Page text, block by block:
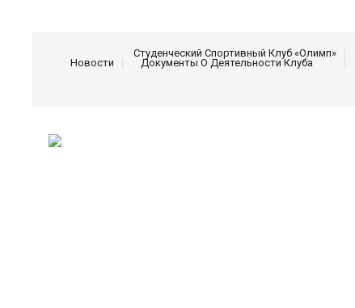
Новости
Студенческий Спортивный Клуб «Олимп»
Документы О Деятельности Клуба